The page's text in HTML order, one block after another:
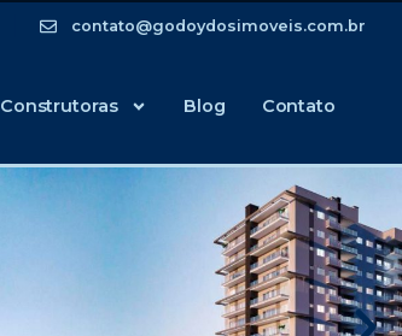
contato@godoydosimoveis.com.br
Construtoras Blog Contato